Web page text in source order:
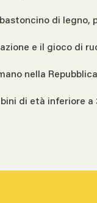
di
e il gioco di
nella
di età inferiore